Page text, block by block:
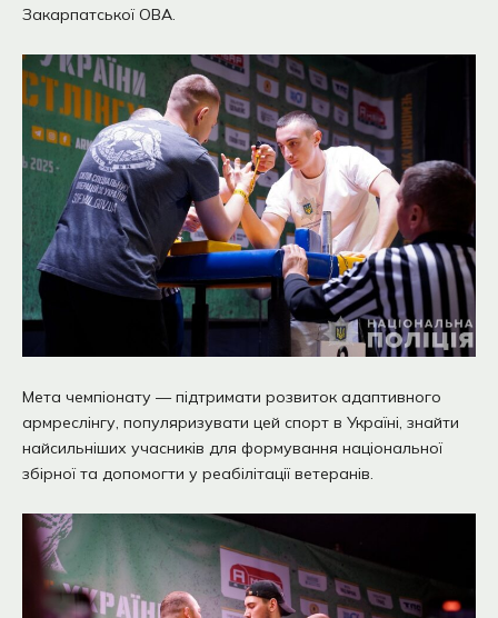
Закарпатської ОВА.
Мета чемпіонату — підтримати розвиток адаптивного
армреслінгу, популяризувати цей спорт в Україні, знайти
найсильніших учасників для формування національної
збірної та допомогти у реабілітації ветеранів.